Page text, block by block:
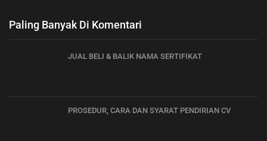
Paling Banyak Di Komentari
JUAL BELI & BALIK NAMA SERTIFIKAT
PROSEDUR, CARA DAN SYARAT PENDIRIAN CV